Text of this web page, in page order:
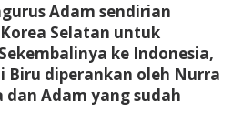
Adam sendirian
Selatan untuk
ke Indonesia,
Biru diperankan oleh Nurra
Adam yang sudah